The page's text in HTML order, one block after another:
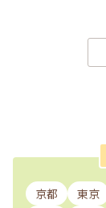
京都 東京